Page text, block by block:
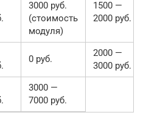
3000 руб.
(стоимость
модуля)
1500 —
2000 руб.
0 руб.
2000 —
3000 руб.
3000 —
7000 руб.